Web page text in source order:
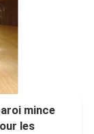
mince
les